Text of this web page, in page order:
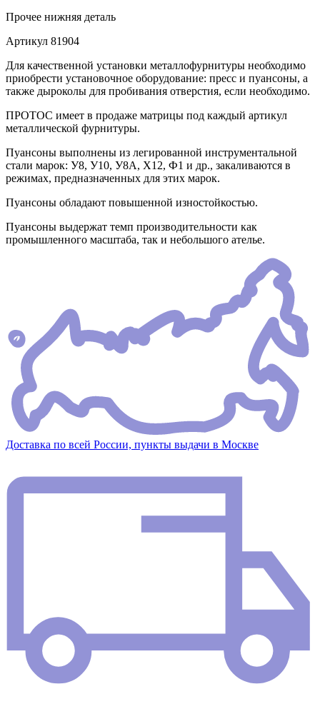
Прочее нижняя деталь
Артикул 81904
Для качественной установки металлофурнитуры необходимо
приобрести установочное оборудование: пресс и пуансоны, а
также дыроколы для пробивания отверстия, если необходимо.
ПРОТОС имеет в продаже матрицы под каждый артикул
металлической фурнитуры.
Пуансоны выполнены из легированной инструментальной
стали марок: У8, У10, У8А, Х12, Ф1 и др., закаливаются в
режимах, предназначенных для этих марок.
Пуансоны обладают повышенной изностойкостью.
Пуансоны выдержат темп производительности как
промышленного масштаба, так и небольшого ателье.
Доставка по всей России, пункты выдачи в Москве